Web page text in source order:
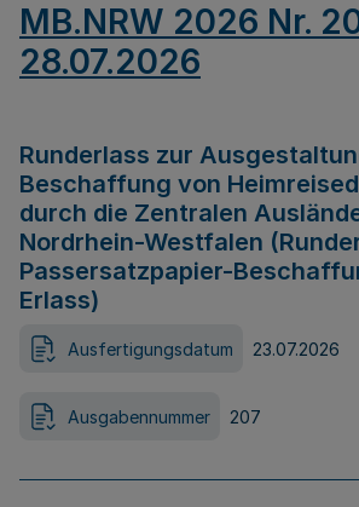
MB.NRW 2026 Nr.
28.07.2026
Runderlass zur
Beschaffung von
durch die Zentralen
Nordrhein-Westfalen
Passersatzpapier-
Erlass)
Ausfertigungsdatum 23.07.2026
Ausgabennummer 207